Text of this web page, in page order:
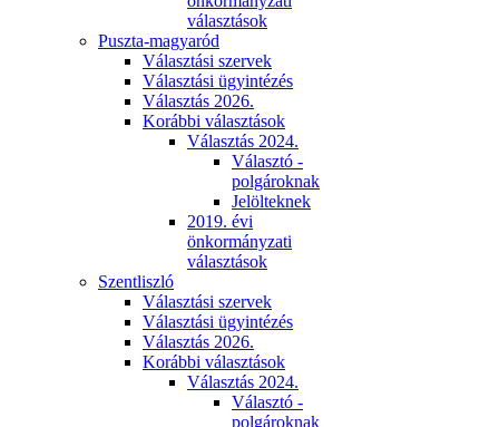
választások
Puszta-magyaród
Választási szervek
Választási ügyintézés
Választás 2026.
Korábbi választások
Választás 2024.
Választó -
polgároknak
Jelölteknek
2019. évi
önkormányzati
választások
Szentliszló
Választási szervek
Választási ügyintézés
Választás 2026.
Korábbi választások
Választás 2024.
Választó -
polgároknak